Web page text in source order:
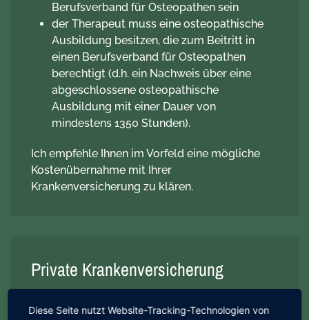
Berufsverband für Osteopathen sein
der Therapeut muss eine osteopathische
Ausbildung besitzen, die zum Beitritt in
einen Berufsverband für Osteopathen
berechtigt (d.h. ein Nachweis über eine
abgeschlossene osteopathische
Ausbildung mit einer Dauer von
mindestens 1350 Stunden).
Ich empfehle Ihnen im Vorfeld eine mögliche
Kostenübernahme mit Ihrer
Krankenversicherung zu klären.
Private Krankenversicherung
Die Abrechnung erfolgt auf Grundlage der
Diese Seite nutzt Website-Tracking-Technologien von